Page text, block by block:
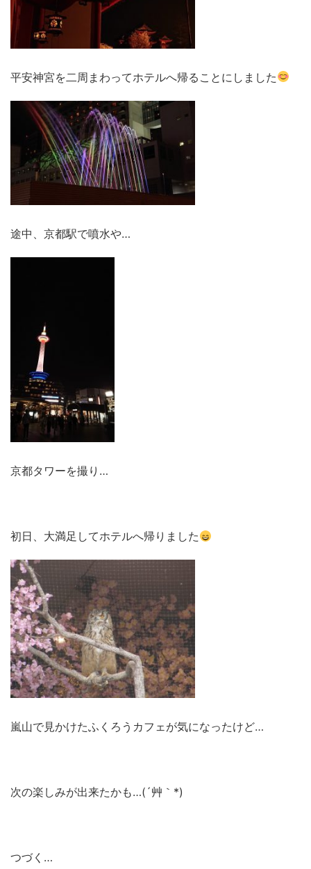
平安神宮を二周まわってホテルへ帰ることにしました
途中、京都駅で噴水や…
京都タワーを撮り…
初日、大満足してホテルへ帰りました
嵐山で見かけたふくろうカフェが気になったけど…
次の楽しみが出来たかも…(´艸｀*)
つづく…